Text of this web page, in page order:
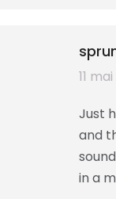
dit
11
Just
and
in a